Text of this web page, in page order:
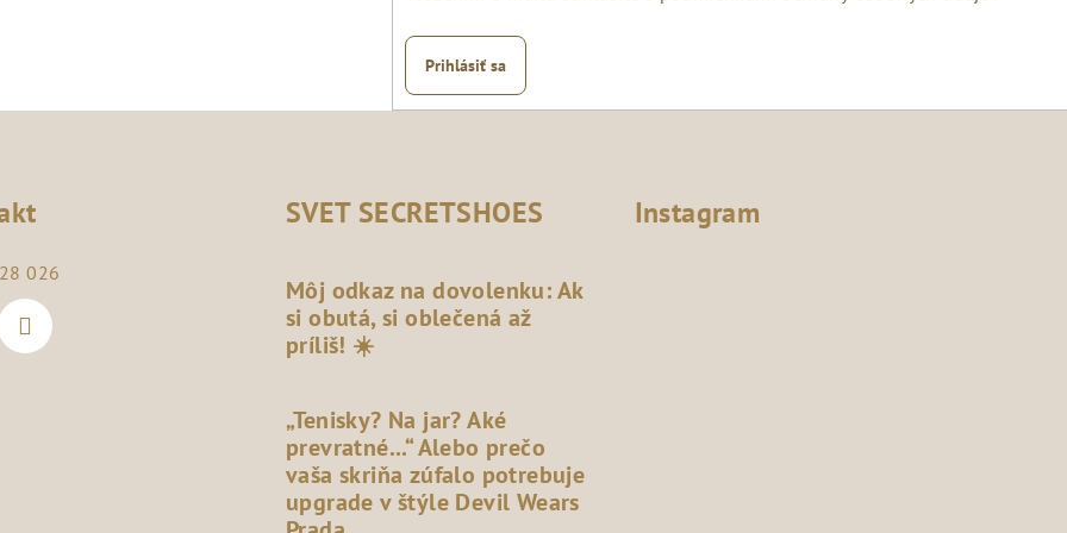
Prihlásiť sa
026
SVET SECRETSHOES
Môj odkaz na dovolenku: Ak
si obutá, si oblečená až
príliš! ☀️
„Tenisky? Na jar? Aké
prevratné...“ Alebo prečo
vaša skriňa zúfalo potrebuje
upgrade v štýle Devil Wears
Instagram